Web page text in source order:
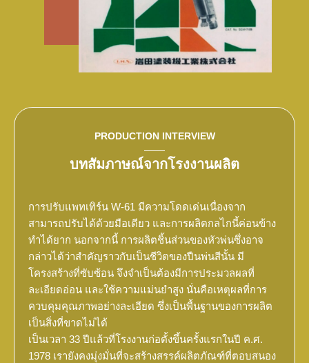
PRODUCTION INTERVIEW
บทสัมภาษณ์จากโรงงานผลิต
การปรับแพทเทิร์น W-61 มีความโดดเด่นเนื่องจาก
สามารถปรับได้ด้วยมือเดียว และการผลิตกลไกนี้ค่อนข้าง
ทำได้ยาก นอกจากนี้ การผลิตชิ้นส่วนของหัวพ่นซึ่งอาจ
กล่าวได้ว่าสำคัญราวกับเป็นชีวิตของปืนพ่นสีนั้น มี
โครงสร้างที่ซับซ้อน จึงจำเป็นต้องมีการประมวลผลที่
ละเอียดอ่อน และใช้ความแม่นยำสูง นั่นคือเหตุผลที่การ
ควบคุมคุณภาพอย่างละเอียด ซึ่งเป็นพื้นฐานของการผลิต
เป็นสิ่งที่ขาดไม่ได้
เป็นเวลา 33 ปีแล้วที่โรงงานก่อตั้งขึ้นครั้งแรกในปี ค.ศ.
1978 เรายังคงมุ่งมั่นที่จะสร้างสรรค์ผลิตภัณฑ์ที่ตอบสนอง